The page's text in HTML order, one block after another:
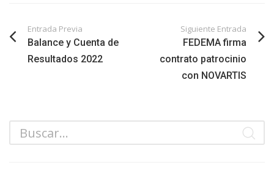
Entrada Previa
Balance y Cuenta de
Resultados 2022
Siguiente Entrada
FEDEMA firma
contrato patrocinio
con NOVARTIS